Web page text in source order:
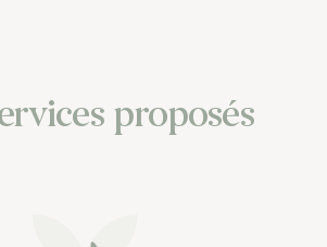
proposés